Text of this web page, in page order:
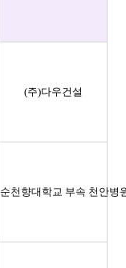
(주)다우건설
순천향대학교 부속 천안병